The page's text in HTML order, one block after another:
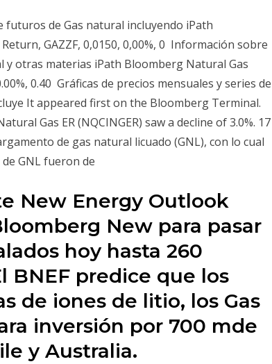
de Gas natural incluyendo iPath
GAZZF, 0,0150, 0,00%, 0 Información sobre
y otras materias iPath Bloomberg Natural Gas
0.40 Gráficas de precios mensuales y series de
It appeared first on the Bloomberg Terminal.
Gas ER (NQCINGER) saw a decline of 3.0%. 17
de gas natural licuado (GNL), con lo cual
GNL fueron de
New Energy Outlook
New para pasar
hoy hasta 260
BNEF predice que los
de iones de litio, los Gas
inversión por 700 mde
y Australia.